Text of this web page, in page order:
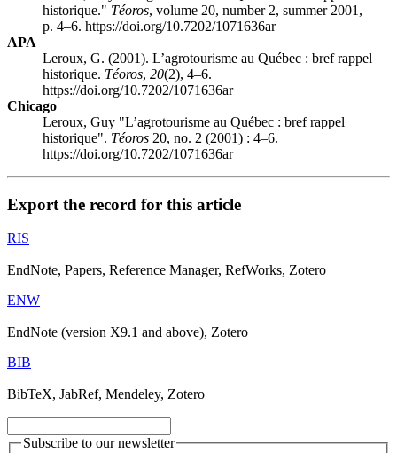
historique." Téoros, volume 20, number 2, summer 2001,
p. 4–6. https://doi.org/10.7202/1071636ar
APA
Leroux, G. (2001). L’agrotourisme au Québec : bref rappel
historique. Téoros, 20(2), 4–6.
https://doi.org/10.7202/1071636ar
Chicago
Leroux, Guy "L’agrotourisme au Québec : bref rappel
historique". Téoros 20, no. 2 (2001) : 4–6.
https://doi.org/10.7202/1071636ar
Export the record for this article
RIS
EndNote, Papers, Reference Manager, RefWorks, Zotero
ENW
EndNote (version X9.1 and above), Zotero
BIB
BibTeX, JabRef, Mendeley, Zotero
Subscribe to our newsletter